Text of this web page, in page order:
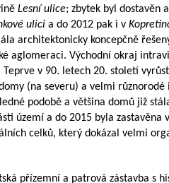
Lesní ulice; zbytek byl dostavěn
ulici a do 2012 pak i v
architektonicky koncepčně
aglomeraci. Východní okraj
Teprve v 90. letech 20. století
(na severu) a velmi
podobě a většina domů již
území a do 2015 byla
celků, který dokázal velmi
přízemní a patrová zástavba s